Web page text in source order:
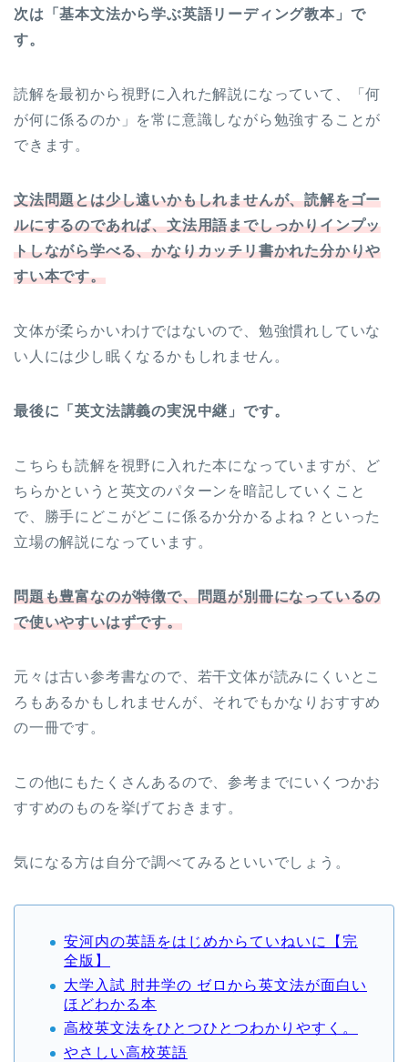
次は「基本文法から学ぶ英語リーディング教本」で
す。
読解を最初から視野に入れた解説になっていて、「何
が何に係るのか」を常に意識しながら勉強することが
できます。
文法問題とは少し遠いかもしれませんが、読解をゴー
ルにするのであれば、文法用語までしっかりインプッ
トしながら学べる、かなりカッチリ書かれた分かりや
すい本です。
文体が柔らかいわけではないので、勉強慣れしていな
い人には少し眠くなるかもしれません。
最後に「英文法講義の実況中継」です。
こちらも読解を視野に入れた本になっていますが、ど
ちらかというと英文のパターンを暗記していくこと
で、勝手にどこがどこに係るか分かるよね？といった
立場の解説になっています。
問題も豊富なのが特徴で、問題が別冊になっているの
で使いやすいはずです。
元々は古い参考書なので、若干文体が読みにくいとこ
ろもあるかもしれませんが、それでもかなりおすすめ
の一冊です。
この他にもたくさんあるので、参考までにいくつかお
すすめのものを挙げておきます。
気になる方は自分で調べてみるといいでしょう。
安河内の英語をはじめからていねいに【完
全版】
大学入試 肘井学の ゼロから英文法が面白い
ほどわかる本
高校英文法をひとつひとつわかりやすく。
やさしい高校英語